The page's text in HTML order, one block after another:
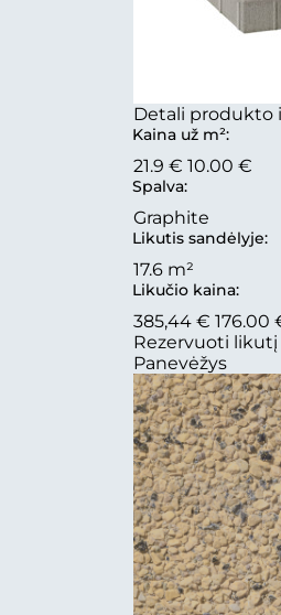
Detali produkto
Kaina už m²:
21.9 € 10.00 €
Spalva:
Graphite
Likutis sandėlyje:
17.6 m²
Likučio kaina:
385,44 € 176.00
Rezervuoti likutį
Panevėžys